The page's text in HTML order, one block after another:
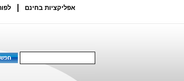
אפליקציות בחינם